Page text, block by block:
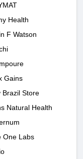
Health
F Watson
Gains
Brazil Store
Natural Health
One Labs